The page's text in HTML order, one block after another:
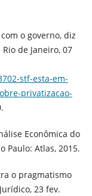
com o governo, diz
de Janeiro, 07
stf-esta-em-
privatizacao-
Econômica do
Paulo: Atlas, 2015.
o pragmatismo
23 fev.